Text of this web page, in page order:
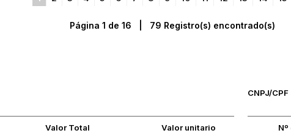
Página 1 de 16 | 79 Registro(s) encontrado(s)
CNPJ/CPF
Valor Total Valor unitario